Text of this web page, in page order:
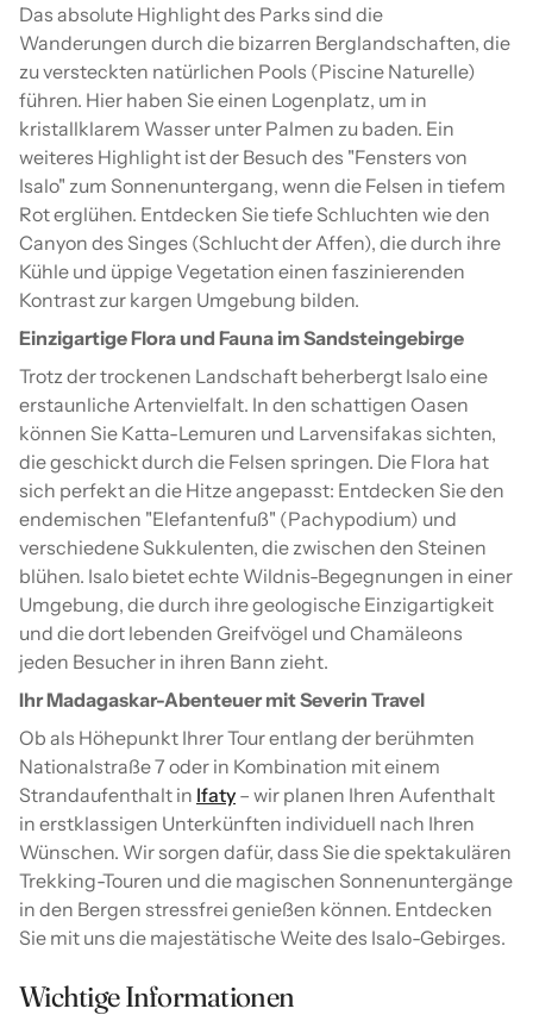
Das absolute Highlight des Parks sind die
Wanderungen durch die bizarren Berglandschaften, die
zu versteckten natürlichen Pools (Piscine Naturelle)
führen. Hier haben Sie einen Logenplatz, um in
kristallklarem Wasser unter Palmen zu baden. Ein
weiteres Highlight ist der Besuch des "Fensters von
Isalo" zum Sonnenuntergang, wenn die Felsen in tiefem
Rot erglühen. Entdecken Sie tiefe Schluchten wie den
Canyon des Singes (Schlucht der Affen), die durch ihre
Kühle und üppige Vegetation einen faszinierenden
Kontrast zur kargen Umgebung bilden.
Einzigartige Flora und Fauna im Sandsteingebirge
Trotz der trockenen Landschaft beherbergt Isalo eine
erstaunliche Artenvielfalt. In den schattigen Oasen
können Sie Katta-Lemuren und Larvensifakas sichten,
die geschickt durch die Felsen springen. Die Flora hat
sich perfekt an die Hitze angepasst: Entdecken Sie den
endemischen "Elefantenfuß" (Pachypodium) und
verschiedene Sukkulenten, die zwischen den Steinen
blühen. Isalo bietet echte Wildnis-Begegnungen in einer
Umgebung, die durch ihre geologische Einzigartigkeit
und die dort lebenden Greifvögel und Chamäleons
jeden Besucher in ihren Bann zieht.
Ihr Madagaskar-Abenteuer mit Severin Travel
Ob als Höhepunkt Ihrer Tour entlang der berühmten
Nationalstraße 7 oder in Kombination mit einem
Strandaufenthalt in Ifaty – wir planen Ihren Aufenthalt
in erstklassigen Unterkünften individuell nach Ihren
Wünschen. Wir sorgen dafür, dass Sie die spektakulären
Trekking-Touren und die magischen Sonnenuntergänge
in den Bergen stressfrei genießen können. Entdecken
Sie mit uns die majestätische Weite des Isalo-Gebirges.
Wichtige Informationen